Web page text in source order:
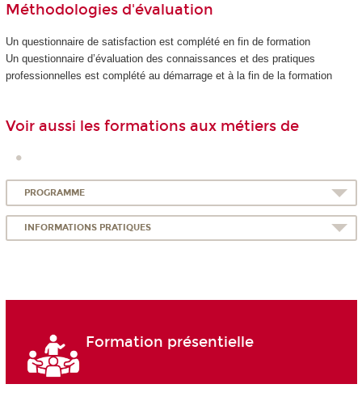
Méthodologies d'évaluation
Un questionnaire de satisfaction est complété en fin de formation
Un questionnaire d’évaluation des connaissances et des pratiques
professionnelles est complété au démarrage et à la fin de la formation
Voir aussi les formations aux métiers de
PROGRAMME
INFORMATIONS PRATIQUES
Formation présentielle